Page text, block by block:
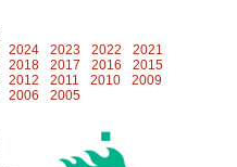
2024 2023 2022
2021
2018 2017 2016
2015
2012 2011 2010
2009
2006 2005